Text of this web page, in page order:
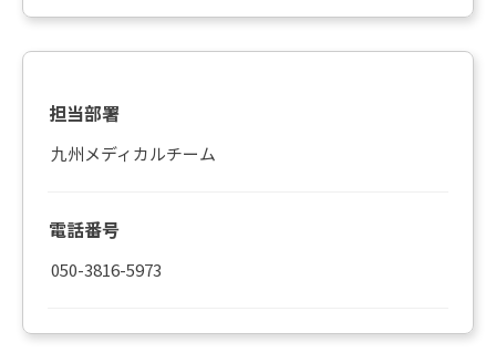
担当部署
九州メディカルチーム
電話番号
050-3816-5973